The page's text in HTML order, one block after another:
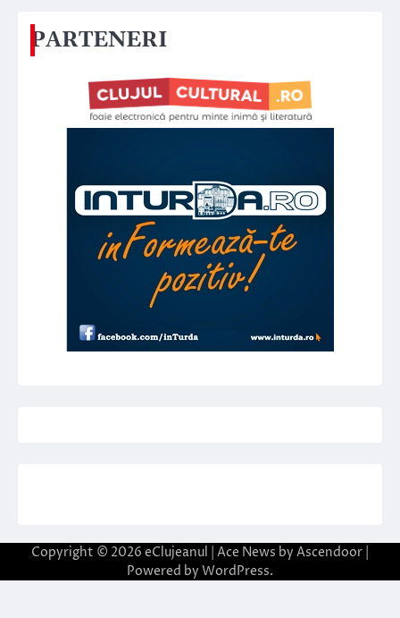
PARTENERI
Copyright © 2026 eClujeanul | Ace News by Ascendoor
Powered by WordPress.